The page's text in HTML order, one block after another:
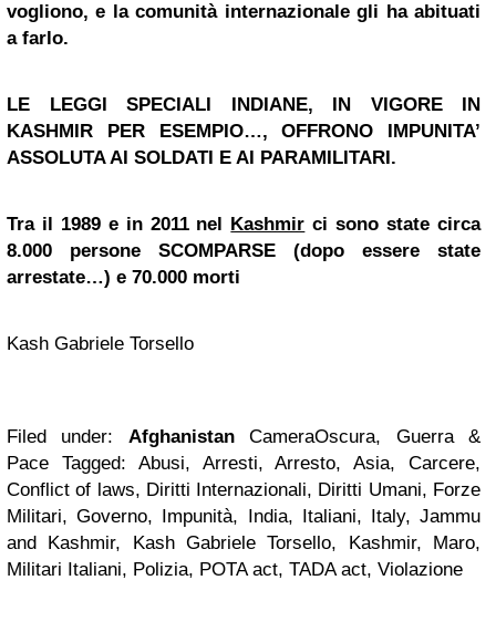
vogliono, e la comunità internazionale gli ha abituati
a farlo.
LE LEGGI SPECIALI INDIANE, IN VIGORE IN
KASHMIR PER ESEMPIO…, OFFRONO IMPUNITA’
ASSOLUTA AI SOLDATI E AI PARAMILITARI.
Tra il 1989 e in 2011 nel Kashmir ci sono state circa
8.000 persone SCOMPARSE (dopo essere state
arrestate…) e 70.000 morti
Kash Gabriele Torsello
Filed under: AfghanistanCameraOscura, Guerra &
Pace Tagged: Abusi, Arresti, Arresto, Asia, Carcere,
Conflict of laws, Diritti Internazionali, Diritti Umani, Forze
Militari, Governo, Impunità, India, Italiani, Italy, Jammu
and Kashmir, Kash Gabriele Torsello, Kashmir, Maro,
Militari Italiani, Polizia, POTA act, TADA act, Violazione